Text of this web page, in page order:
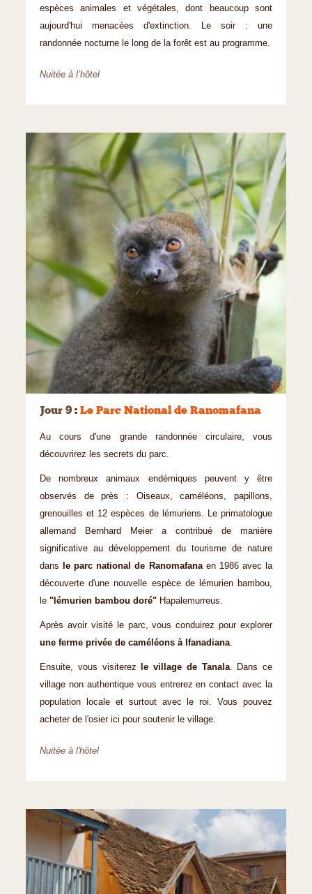
espèces animales et végétales, dont beaucoup sont
aujourd'hui menacées d'extinction. Le soir : une
randonnée nocturne le long de la forêt est au programme.
Nuitée à l’hôtel
©
Jour 9: Le Parc National de Ranomafana
Au cours d'une grande randonnée circulaire, vous
découvrirez les secrets du parc.
De nombreux animaux endémiques peuvent y être
observés de près : Oiseaux, caméléons, papillons,
grenouilles et 12 espèces de lémuriens. Le primatologue
allemand Bernhard Meier a contribué de manière
significative au développement du tourisme de nature
dans
le parc national de Ranomafana en 1986 avec la
découverte d'une nouvelle espèce de lémurien bambou,
le "lémurien bambou doré" Hapalemurreus.
Après avoir visité le parc, vous conduirez pour explorer
une ferme privée de caméléons à Ifanadiana.
Ensuite, vous visiterez le village de Tanala. Dans ce
village non authentique vous entrerez en contact avec la
population locale et surtout avec le roi. Vous pouvez
acheter de l'osier ici pour soutenir le village.
Nuitée à l'hôtel